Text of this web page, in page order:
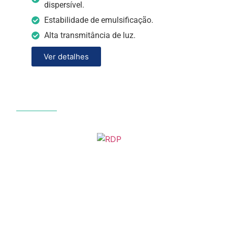
dispersível.
Estabilidade de emulsificação.
Alta transmitância de luz.
Ver detalhes